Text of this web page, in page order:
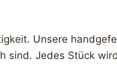
Unsere
sind. Jedes Stück